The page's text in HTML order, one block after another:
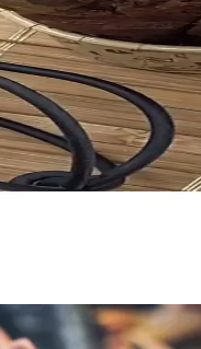
eşit dağıtarak
uyum gerekir.
Amaçlı,
ve pasta yapımı için
Muffin Kek Kalıbı: